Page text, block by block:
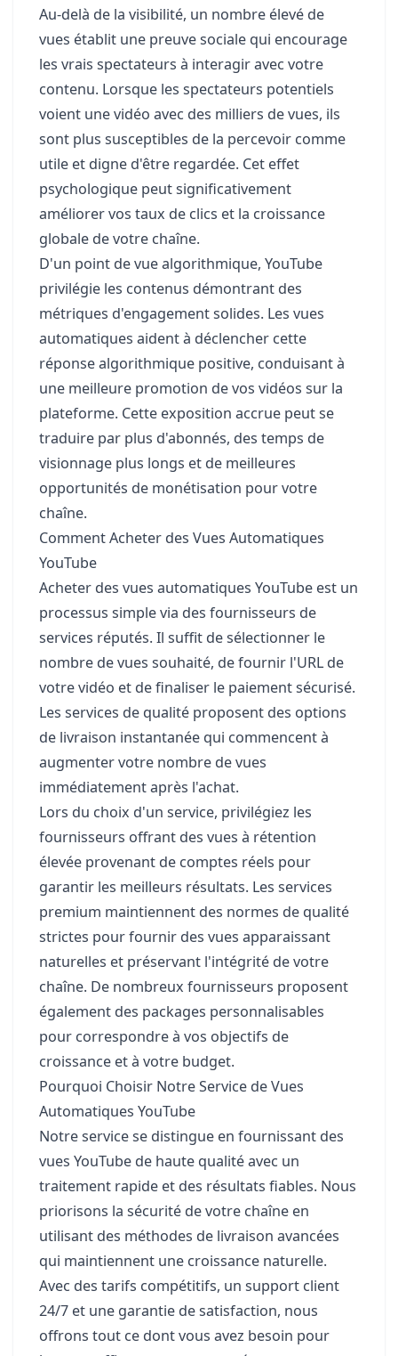
Au-delà de la visibilité, un nombre élevé de
vues établit une preuve sociale qui encourage
les vrais spectateurs à interagir avec votre
contenu. Lorsque les spectateurs potentiels
voient une vidéo avec des milliers de vues, ils
sont plus susceptibles de la percevoir comme
utile et digne d'être regardée. Cet effet
psychologique peut significativement
améliorer vos taux de clics et la croissance
globale de votre chaîne.
D'un point de vue algorithmique, YouTube
privilégie les contenus démontrant des
métriques d'engagement solides. Les vues
automatiques aident à déclencher cette
réponse algorithmique positive, conduisant à
une meilleure promotion de vos vidéos sur la
plateforme. Cette exposition accrue peut se
traduire par plus d'abonnés, des temps de
visionnage plus longs et de meilleures
opportunités de monétisation pour votre
chaîne.
Comment Acheter des Vues Automatiques
YouTube
Acheter des vues automatiques YouTube est un
processus simple via des fournisseurs de
services réputés. Il suffit de sélectionner le
nombre de vues souhaité, de fournir l'URL de
votre vidéo et de finaliser le paiement sécurisé.
Les services de qualité proposent des options
de livraison instantanée qui commencent à
augmenter votre nombre de vues
immédiatement après l'achat.
Lors du choix d'un service, privilégiez les
fournisseurs offrant des vues à rétention
élevée provenant de comptes réels pour
garantir les meilleurs résultats. Les services
premium maintiennent des normes de qualité
strictes pour fournir des vues apparaissant
naturelles et préservant l'intégrité de votre
chaîne. De nombreux fournisseurs proposent
également des packages personnalisables
pour correspondre à vos objectifs de
croissance et à votre budget.
Pourquoi Choisir Notre Service de Vues
Automatiques YouTube
Notre service se distingue en fournissant des
vues YouTube de haute qualité avec un
traitement rapide et des résultats fiables. Nous
priorisons la sécurité de votre chaîne en
utilisant des méthodes de livraison avancées
qui maintiennent une croissance naturelle.
Avec des tarifs compétitifs, un support client
24/7 et une garantie de satisfaction, nous
offrons tout ce dont vous avez besoin pour